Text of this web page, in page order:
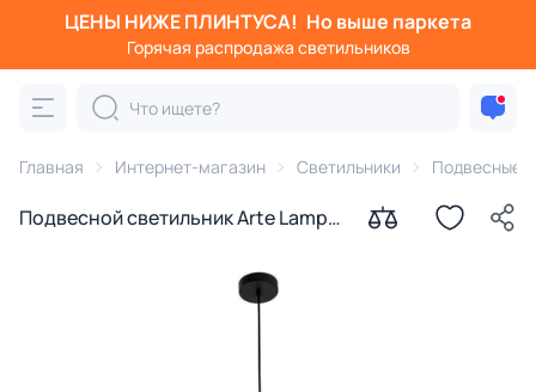
ЦЕНЫ НИЖЕ ПЛИНТУСА! Но выше паркета
Горячая распродажа светильников
Главная Интернет-магазин Светильники Подвесные
Подвесной светильник Arte Lamp